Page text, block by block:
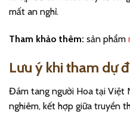
mất an nghỉ.
Tham khảo thêm: sản phẩm
Lưu ý khi tham dự
Đám tang người Hoa tại Việt
nghiêm, kết hợp giữa truyền